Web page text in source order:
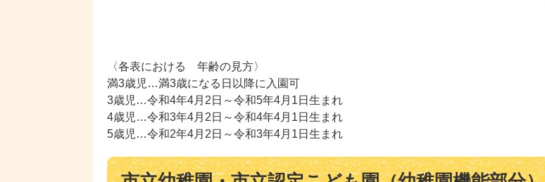
〈各表における 年齢の見方〉
満3歳児…満3歳になる日以降に入園可
3歳児…令和4年4月2日～令和5年4月1日生まれ
4歳児…令和3年4月2日～令和4年4月1日生まれ
5歳児…令和2年4月2日～令和3年4月1日生まれ